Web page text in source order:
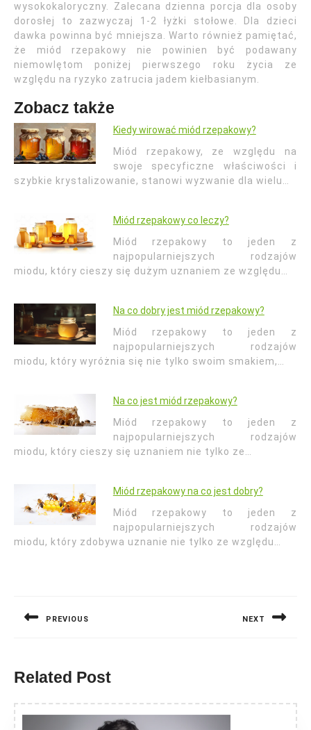
wysokokaloryczny. Zalecana dzienna porcja dla osoby
dorosłej to zazwyczaj 1-2 łyżki stołowe. Dla dzieci
dawka powinna być mniejsza. Warto również pamiętać,
że miód rzepakowy nie powinien być podawany
niemowlętom poniżej pierwszego roku życia ze
względu na ryzyko zatrucia jadem kiełbasianym.
Zobacz także
Kiedy wirować miód rzepakowy?
Miód rzepakowy, ze względu na
swoje specyficzne właściwości i
szybkie krystalizowanie, stanowi wyzwanie dla wielu…
Miód rzepakowy co leczy?
Miód rzepakowy to jeden z
najpopularniejszych rodzajów
miodu, który cieszy się dużym uznaniem ze względu…
Na co dobry jest miód rzepakowy?
Miód rzepakowy to jeden z
najpopularniejszych rodzajów
miodu, który wyróżnia się nie tylko swoim smakiem,…
Na co jest miód rzepakowy?
Miód rzepakowy to jeden z
najpopularniejszych rodzajów
miodu, który cieszy się uznaniem nie tylko ze…
Miód rzepakowy na co jest dobry?
Miód rzepakowy to jeden z
najpopularniejszych rodzajów
miodu, który zdobywa uznanie nie tylko ze względu…
PREVIOUS NEXT
Related Post